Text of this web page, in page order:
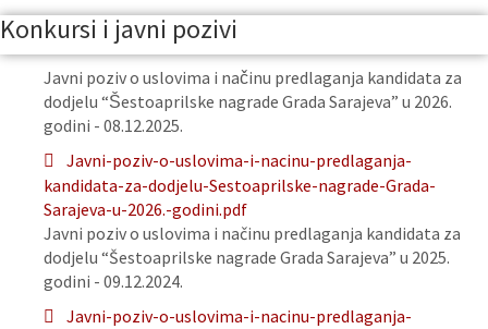
Konkursi i javni pozivi
Javni poziv o uslovima i načinu predlaganja kandidata za
dodjelu “Šestoaprilske nagrade Grada Sarajeva” u 2026.
godini - 08.12.2025.
Javni-poziv-o-uslovima-i-nacinu-predlaganja-
kandidata-za-dodjelu-Sestoaprilske-nagrade-Grada-
Sarajeva-u-2026.-godini.pdf
Javni poziv o uslovima i načinu predlaganja kandidata za
dodjelu “Šestoaprilske nagrade Grada Sarajeva” u 2025.
godini - 09.12.2024.
Javni-poziv-o-uslovima-i-nacinu-predlaganja-